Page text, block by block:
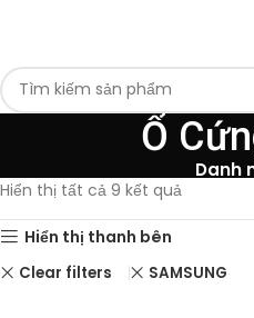
Ổ
Danh
Hiển thị tất cả 9 kết quả
Hiển thị thanh bên
Clear filters SAMSUNG